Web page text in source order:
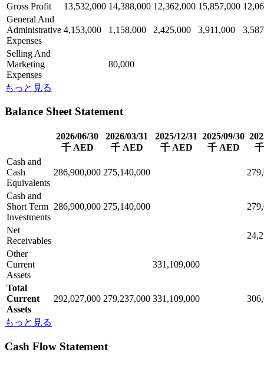
Gross Profit
13,532,000 14,388,000 12,362,000 15,857,000
General And
Administrative
Expenses
4,153,000 1,158,000 2,425,000 3,911,000
Selling And
Marketing
Expenses
80,000
もっと見る
Balance Sheet Statement
2026/06/30
千 AED
2026/03/31
千 AED
2025/12/31
千 AED
2025/09/30
千 AED
Cash and
Cash
Equivalents
286,900,000 275,140,000
Cash and
Short Term
Investments
286,900,000 275,140,000
Net
Receivables
Other
Current
Assets
331,109,000
Total
Current
Assets
292,027,000 279,237,000 331,109,000
もっと見る
Cash Flow Statement